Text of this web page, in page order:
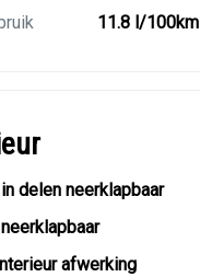
11.8 l/100km
delen neerklapbaar
afwerking